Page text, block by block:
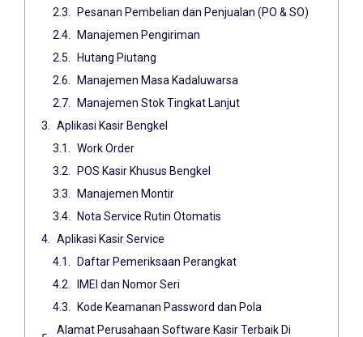
Pesanan Pembelian dan Penjualan (PO & SO)
Manajemen Pengiriman
Hutang Piutang
Manajemen Masa Kadaluwarsa
Manajemen Stok Tingkat Lanjut
Aplikasi Kasir Bengkel
Work Order
POS Kasir Khusus Bengkel
Manajemen Montir
Nota Service Rutin Otomatis
Aplikasi Kasir Service
Daftar Pemeriksaan Perangkat
IMEI dan Nomor Seri
Kode Keamanan Password dan Pola
Alamat Perusahaan Software Kasir Terbaik Di